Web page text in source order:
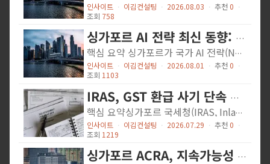
인사이트 ㆍ 이김컨설팅 ㆍ 2026.08.03 ㆍ 추천 0 ㆍ
조회 758
싱가포르 AI 전략 최신 동향: 2026년 2분기 주요 업데이트
핵심 요약 싱가포르가 국가 AI 전략(NAIS 2.0)을 산업 현장에 실질적으로 적용하기 위한 구체적 조치들을 잇따라 발표했습니다. 제조업·금융·연결성·헬스케어 4대 핵심 분야를 중심으로 AI 미션을 추진하며, 구글(Google)·오픈AI(OpenAI) 등 글로벌 빅테크와의 협력도 강화하고 있습니다. 또한 하노버 메세(Hannover Messe) 전시와 사이버보안 신기술 출시 등 다양한 채널에서 싱가포르의 AI 생태계 구축 속도가 빨라지고 있습니다. 상세 내용 ① 아시아테크 엑스 서밋(ATxSummit): 국가 AI 전략 우선순위 재정비 디지털개발정보부(MDDI) 조세핀 테오(Josephine Teo) 장관은 ATxSummit 2026에서 NAIS 2.0의 성과를 바탕으로 고도화된 AI 추진 우선순위를 발표했습니다. 산업·연구·인재·컴퓨팅 인프라 등 생태계 전반을 아우르는 4대 국가 AI 미션(첨단 제조, 금융서비스, 연결성, 헬스케어)을 중심으로, 기업들은 AI 도입 비용 절감, 공유 인프라 접근, 인력 역량 강화 지원을 받을 수 있게 됩니다. 구글과 오픈AI는 각각 MDDI와 MoU를 체결해 공공·민간 분야 AI 솔루션을 공동 개발하기로 했습니다. 또한 펑골 디지털 디스트릭트(Punggol Digital District, PDD)는 '실체화된 AI(Embodied AI)'의 테스트베드로 개발되며, 그랩(Grab)이 F&B 및 물류 분야에서 로보틱스 통합을 선도적으로 탐색하고 있습니다. ② 하노버 메세: 제조업 AI·자동화 전환 선도 경제개발청(EDB), A*STAR, 엔터프라이즈 싱가포르(ESG), JTC 등이 공동으로 참가한 하노버 메세 싱가포르관에서는 13개 현지 기업의 인더스트리 4.0 솔루션이 소개됐습니다. 싱가포르 생태계는 △AI 전문 인력 부족 △공장 데이터 비표준화 △실운영 환경에서의 AI 신뢰성이라는 제조업의 3대 AI 도입 장벽을 해결하는 구조로 설계돼 있습니다. 정밀 플라스틱 부품 제조사 선닝데일 테크(Sunningdale Tech)는 A*STAR 산하 제조 AI...
인사이트 ㆍ 이김컨설팅 ㆍ 2026.08.01 ㆍ 추천 0 ㆍ
조회 1103
IRAS, GST 환급 사기 단속 위해 20곳 이상 전섬 동시 급습
핵심 요약싱가포르 국세청(IRAS, Inland Revenue Authority of Singapore)은 2026년 3월 17일, GST(소비세) 환급 사기 혐의와 관련해 20곳 이상의 사업장 및 주거지를 대상으로 전섬 동시 급습 작전을 실시했다. 이번 작전에서 56세 여성 용의자 1명이 체포됐으며, 회계 기록과 전자기기, 100만 싱가포르 달러 이상으로 추정되는 명품 시계 179점이 압수됐다. 해당 용의자는 허위 구매 내역 생성, 거래 금액 부풀리기, 가짜 세금계산서 발행 등의 방식으로 부정 GST 환급을 청구한 것으로 의심된다. 나머지 7명도 별도 사건과 관련해 현재 IRAS의 조사에 협조 중이다.상세 내용다양한 업종 연루 및 페이퍼컴퍼니 활용 의혹이번 수사의 예비 조사 결과에 따르면, 물류(Logistics) 및 도매업(Wholesale Trade)을 포함한 다양한 산업 분야의 기업들이 별도의 GST 환급 사기 사건에 연루된 것으로 파악됐다. 일부 사건에서는 부정 GST 환급 청구를 용이하게 하기 위해 페이퍼컴퍼니(Shell Company)를 활용한 정황도 포착됐다.2025년 감사 결과: 1,300곳 이상 적발, 1억 달러 이상 회수IRAS는 데이터 분석을 기반으로 한 리스크 중심(Risk-based) 접근법을 통해 정기 감사 프로그램을 운영하고 있다. 2025년 한 해 동안 GST 환급을 청구한 1,300곳 이상의 기업이 감사를 받았으며, 잘못된 GST 신고, 증빙 불비 환급 청구 등 다양한 위반 사항이 적발됐다. 그 결과 세금 및 벌금으로 1억 싱가포르 달러 이상이 회수됐다.GST 사기 유죄 시 최대 7년 징역IRAS는 고의적인 GST 사기를 중대 범죄로 규정하고 있다. 유죄 판결 시 미납 세액의 3배에 해당하는 벌금과 함께 최대 1만 싱가포르...
인사이트 ㆍ 이김컨설팅 ㆍ 2026.07.29 ㆍ 추천 0 ㆍ
조회 1219
싱가포르 ACRA, 지속가능성 공시 표준 초안 공개 의견수렴 개시